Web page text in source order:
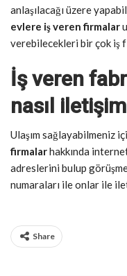
anlaşılacağı üzere
evlere iş veren firmalar
verebilecekleri bir çok iş
İş veren
nasıl
Ulaşım sağlayabilmeniz
firmalarhakkında
adreslerini bulup
numaraları ile onlar ile
Share